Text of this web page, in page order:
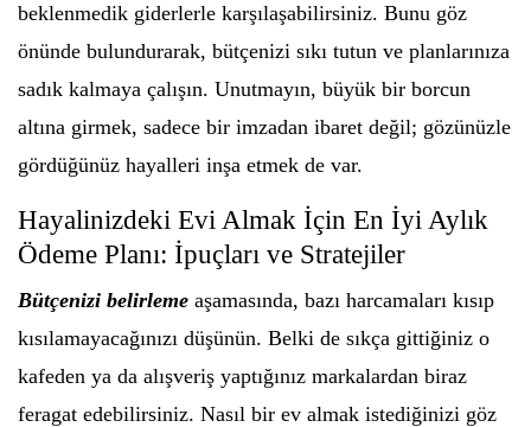
beklenmedik giderlerle karşılaşabilirsiniz. Bunu göz
önünde bulundurarak, bütçenizi sıkı tutun ve planlarınıza
sadık kalmaya çalışın. Unutmayın, büyük bir borcun
altına girmek, sadece bir imzadan ibaret değil; gözünüzle
gördüğünüz hayalleri inşa etmek de var.
Hayalinizdeki Evi Almak İçin En İyi Aylık
Ödeme Planı: İpuçları ve Stratejiler
Bütçenizi belirleme aşamasında, bazı harcamaları kısıp
kısılamayacağınızı düşünün. Belki de sıkça gittiğiniz o
kafeden ya da alışveriş yaptığınız markalardan biraz
feragat edebilirsiniz. Nasıl bir ev almak istediğinizi göz